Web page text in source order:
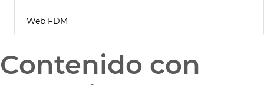
Web FDM
Contenido con